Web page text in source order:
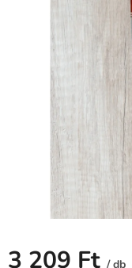
csillag.
3 209 Ft / db